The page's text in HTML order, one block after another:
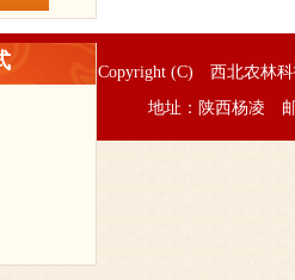
Copyright (C) 西北农林
地址：陕西杨凌